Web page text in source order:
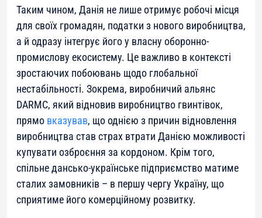
Таким чином, Данія не лише отримує робочі місця
для своїх громадян, податки з нового виробництва,
а й одразу інтегрує його у власну оборонно-
промислову екосистему. Це важливо в контексті
зростаючих побоювань щодо глобальної
нестабільності. Зокрема, виробничий альянс
DARMC, який відновив виробництво гвинтівок,
прямо вказував, що однією з причин відновлення
виробництва став страх втрати Данією можливості
купувати озброєння за кордоном. Крім того,
спільне дансько-українське підприємство матиме
сталих замовників – в першу чергу Україну, що
сприятиме його комерційному розвитку.